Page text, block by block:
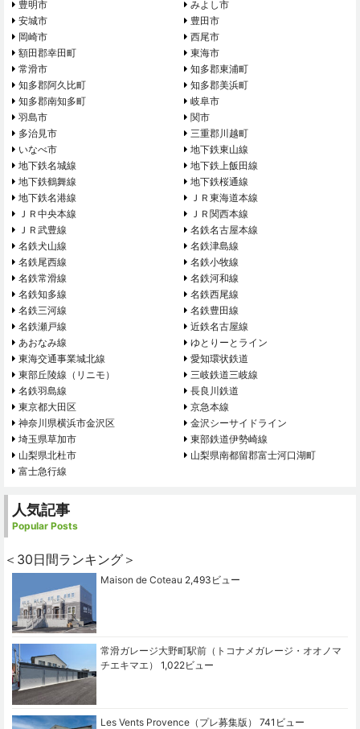
豊明市
みよし市
安城市
豊田市
岡崎市
西尾市
額田郡幸田町
東海市
常滑市
知多郡東浦町
知多郡阿久比町
知多郡美浜町
知多郡南知多町
岐阜市
羽島市
関市
多治見市
三重郡川越町
いなべ市
地下鉄東山線
地下鉄名城線
地下鉄上飯田線
地下鉄鶴舞線
地下鉄桜通線
地下鉄名港線
ＪＲ東海道本線
ＪＲ中央本線
ＪＲ関西本線
ＪＲ武豊線
名鉄名古屋本線
名鉄犬山線
名鉄津島線
名鉄尾西線
名鉄小牧線
名鉄常滑線
名鉄河和線
名鉄知多線
名鉄西尾線
名鉄三河線
名鉄豊田線
名鉄瀬戸線
近鉄名古屋線
あおなみ線
ゆとりーとライン
東海交通事業城北線
愛知環状鉄道
東部丘陵線（リニモ）
三岐鉄道三岐線
名鉄羽島線
長良川鉄道
東京都大田区
京急本線
神奈川県横浜市金沢区
金沢シーサイドライン
埼玉県草加市
東部鉄道伊勢崎線
山梨県北杜市
山梨県南都留郡富士河口湖町
富士急行線
人気記事
Popular Posts
＜30日間ランキング＞
Maison de Coteau 2,493ビュー
常滑ガレージ大野町駅前（トコナメガレージ・オオノマ
チエキマエ）
1,022ビュー
Les Vents Provence（プレ募集版） 741ビュー